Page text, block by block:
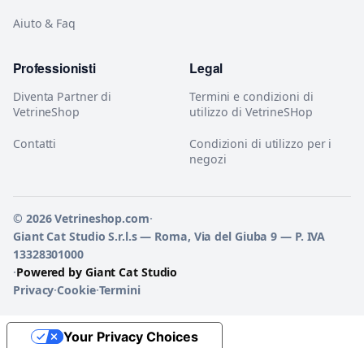
Aiuto & Faq
Professionisti
Diventa Partner di
VetrineShop
Contatti
Legal
Termini e condizioni di
utilizzo di VetrineSHop
Condizioni di utilizzo per i
negozi
© 2026 Vetrineshop.com·
Giant Cat Studio S.r.l.s — Roma, Via del Giuba 9 — P. IVA
13328301000
·Powered by Giant Cat Studio
Privacy·Cookie·Termini
Your Privacy Choices